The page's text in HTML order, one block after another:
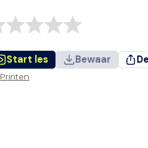
Start les Bewaar
Printen